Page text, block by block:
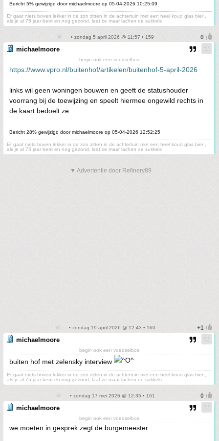
Bericht 5% gewijzigd door michaelmoore op 05-04-2026 10:25:09
Er gaat niets boven lekker in de zon zitten in de achtertuin met een heel koud glas bier ,
als je al 75 jaar bent en nog gezond, laat ze maar lachen de sukkels
• zondag 5 april 2026 @ 11:57 • 159
michaelmoore
begin ook een voedselbos
https://www.vpro.nl/buitenhof/artikelen/buitenhof-5-april-2026
links wil geen woningen bouwen en geeft de statushouder
voorrang bij de toewijzing en speelt hiermee ongewild rechts in
de kaart bedoelt ze
Bericht 28% gewijzigd door michaelmoore op 05-04-2026 12:52:25
Er gaat niets boven lekker in de zon zitten in de achtertuin met een heel koud glas bier ,
als je al 75 jaar bent en nog gezond, laat ze maar lachen de sukkels
▼ Advertentie door Refinery89
• zondag 19 april 2026 @ 12:43 • 160
michaelmoore
begin ook een voedselbos
buiten hof met zelensky interview
Er gaat niets boven lekker in de zon zitten in de achtertuin met een heel koud glas bier ,
als je al 75 jaar bent en nog gezond, laat ze maar lachen de sukkels
• zondag 17 mei 2026 @ 12:35 • 161
michaelmoore
begin ook een voedselbos
we moeten in gesprek zegt de burgemeester